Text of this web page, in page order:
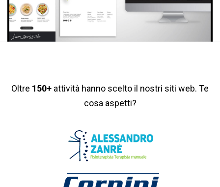
Oltre 150+ attività hanno scelto il nostri siti web. Te
cosa aspetti?